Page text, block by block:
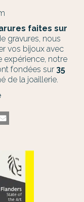
faites sur
gravures, nous
vos bijoux avec
expérience, notre
fondées sur 35
de la joaillerie.